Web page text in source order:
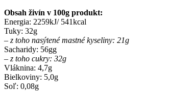
Obsah živín v 100g produkt:
Energia: 2259kJ/ 541kcal
Tuky: 32g
– z toho nasýtené mastné kyseliny: 21g
Sacharidy: 56gg
– z toho cukry: 32g
Vláknina: 4,7g
Bielkoviny: 5,0g
Soľ: 0,08g